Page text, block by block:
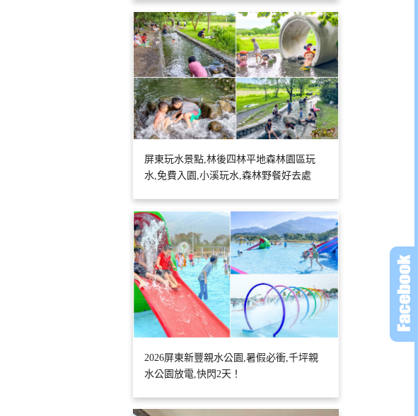
屏東玩水景點,林後四林平地森林園區玩
水,免費入園,小溪玩水,森林野餐好去處
2026屏東新豐親水公園,暑假必衝,千坪親
水公園放電,快閃2天！